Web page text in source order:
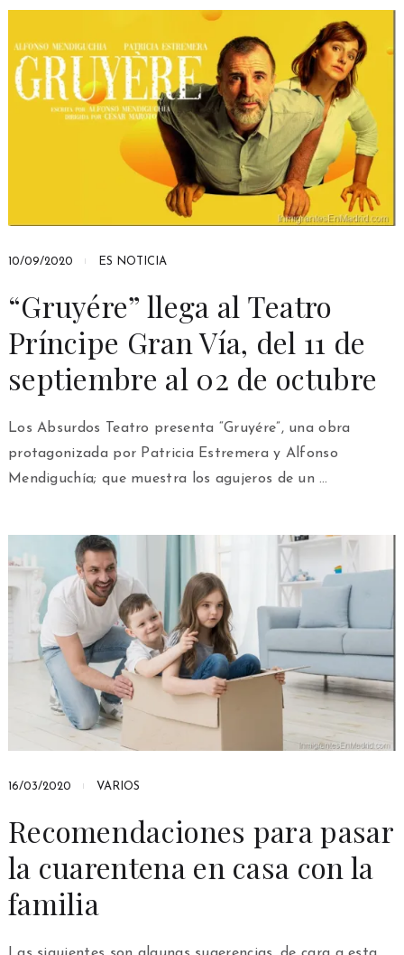
10/09/2020 ES NOTICIA
“Gruyére” llega al Teatro
Príncipe Gran Vía, del 11 de
septiembre al 02 de octubre
Los Absurdos Teatro presenta “Gruyére”, una obra
protagonizada por Patricia Estremera y Alfonso
Mendiguchía; que muestra los agujeros de un …
16/03/2020 VARIOS
Recomendaciones para pasar
la cuarentena en casa con la
familia